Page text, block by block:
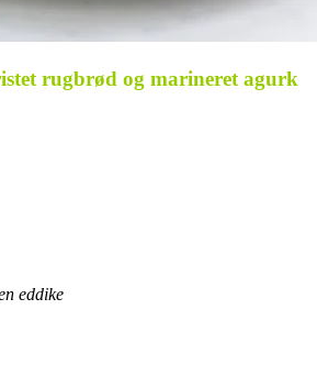
rugbrød og marineret agurk
eddike